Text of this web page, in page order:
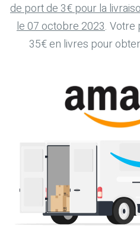
de port de 3€ pour la
le 07 octobre 2023. Votre
35€ en livres pour